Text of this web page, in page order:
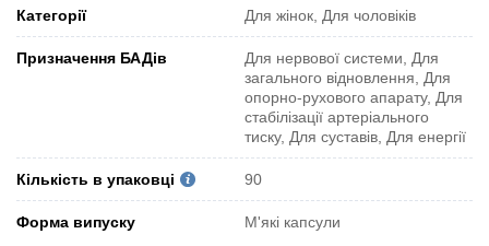
Категорії Для жінок, Для чоловіків
Призначення БАДів
Для нервової системи, Для
загального відновлення, Для
опорно-рухового апарату, Для
стабілізації артеріального
тиску, Для суставів, Для енергії
Кількість в упаковці 90
Форма випуску М'які капсули